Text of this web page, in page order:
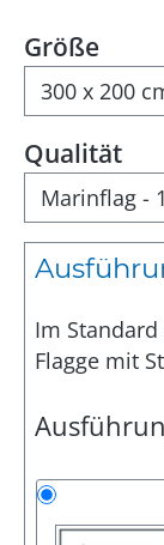
Größe
Qualität
Im
Flagge mit